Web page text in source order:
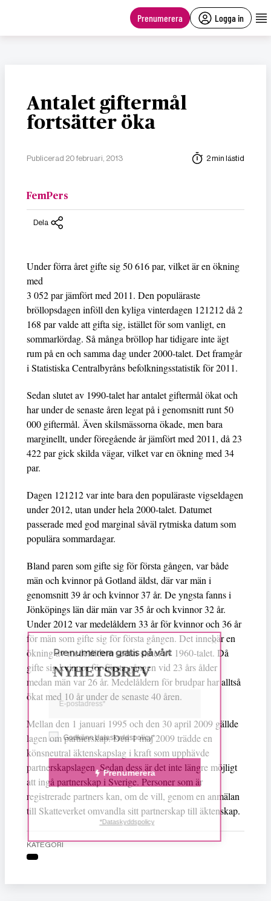
Prenumerera Logga in
Antalet giftermål
fortsätter öka
Publicerad 20 februari, 2013 2 min lästid
FemPers
Dela
Under förra året gifte sig 50 616 par, vilket är en ökning
med
3 052 par jämfört med 2011. Den populäraste
bröllopsdagen inföll den kyliga vinterdagen 121212 då 2
168 par valde att gifta sig, istället för som vanligt, en
sommarlördag. Så många bröllop har tidigare inte ägt
rum på en och samma dag under 2000-talet. Det framgår
i Statistiska Centralbyråns befolkningsstatistik för 2011.
Sedan slutet av 1990-talet har antalet giftermål ökat och
har under de senaste åren legat på i genomsnitt runt 50
000 giftermål. Även skilsmässorna ökade, men bara
marginellt, under föregående år jämfört med 2011, då 23
422 par gick skilda vägar, vilket var en ökning med 34
par.
Dagen 121212 var inte bara den populäraste vigseldagen
under 2012, utan under hela 2000-talet. Datumet
passerade med god marginal såväl rytmiska datum som
populära sommardagar.
Bland paren som gifte sig för första gången, var både
män och kvinnor på Gotland äldst, där var män i
genomsnitt 39 år och kvinnor 37 år. De yngsta fanns i
Jönköpings län där män var 35 år och kvinnor 32 år.
Under 2012 var medelåldern 33 år för kvinnor och 36 år
för män som gifte sig för första gången. Det innebär en
ökning av medelåldern sedan slutet av 1960-talet. Då
gifte sig kvinnor för första gången vid 23 års ålder
medan män var 26 år. Medelåldern för brudpar har alltså
ökat med 10 år under de senaste 40 åren.
Mellan den 1 januari 1995 och den 30 april 2009 gällde
lagen om partnerskap. Den 1 maj 2009 trädde en
könsneutral äktenskapslag i kraft som upphävde
partnerskapslagen. Sedan dess är det inte längre möjligt
att ingå partnerskap i Sverige. Personer som är
registrerade partners kan, om de vill, genom en anmälan
till Skatteverket omvandla sitt partnerskap till äktenskap.
KATEGORI
Godkänn dataskyddspolicy*
Prenumerera
Prenumerera gratis på vårt
NYHETSBREV
*Dataskyddspolicy